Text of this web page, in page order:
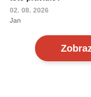
02. 08. 2026
Jan